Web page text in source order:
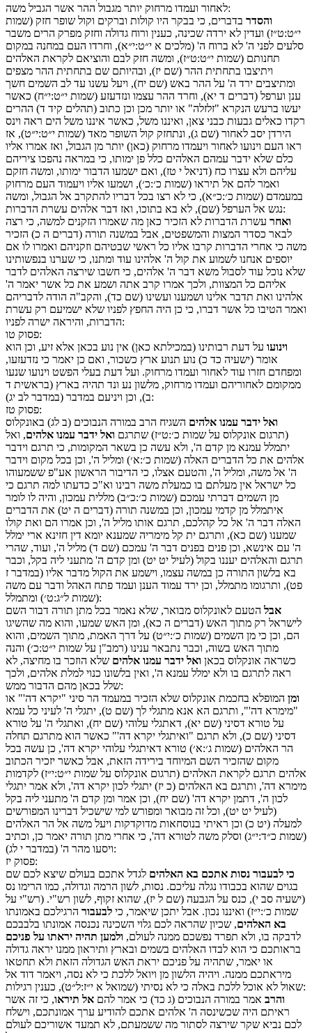
לאחור ועמדו מרחוק יותר מגבול ההר אשר הגביל משה:
והסדר בדברים, כי בבקר היו קולות וברקים וקול שופר חזק (שמות
י״ט:ט״ז) ועדין לא ירדה שכינה, כענין ורוח גדולה וחזק מפרק הרים משבר
סלעים לפני ה' לא ברוח ה' (מלכים א י״ט:י״א), וחרדו העם במחנה במקום
תחנותם (שמות י״ט:ט״ז), ומשה חזק לבם והוציאם לקראת האלהים
ויתיצבו בתחתית ההר (שם יז), ובהיותם שם בתחתית ההר מצפים
ומתיצבים ירד ה' על ההר באש (שם יח), ויעל עשנו עד לב השמים חשך
ענן וערפל (דברים ד יא), וחרד ההר עצמו ונזדעזע (שמות י״ט:י״ח) כאשר
יעשו ברעש הנקרא "זלזלה" או יותר מכן וכן כתוב (תהלים קיד ד) ההרים
רקדו כאלים גבעות כבני צאן, ואיננו משל, כאשר איננו משל הים ראה וינס
הירדן יסב לאחור (שם ג), ונתחזק קול השופר מאד (שמות י״ט:י״ט), אז
ראו העם וינועו לאחור ויעמדו מרחוק (כאן) יותר מן הגבול, ואז אמרו אליו
כלם שלא ידבר עמהם האלהים כלל פן ימותו, כי במראה נהפכו ציריהם
עליהם ולא עצרו כח (דניאל י טז), ואם ישמעו הדבור ימותו, ומשה חזקם
ואמר להם אל תיראו (שמות כ׳:כ׳), ושמעו אליו ויעמוד העם מרחוק
במעמדם (שמות כ׳:כ״א), כי לא רצו בכל דבריו להתקרב אל הגבול, ומשה
נגש אל הערפל (שם), לא בא בתוכו, ואז דבר אלהים עשרת הדברות:
ואחר עשרת הדברות לא הזכיר כאן מה שאמרו הזקנים למשה, כי רצה
לבאר כסדר המצות והמשפטים, אבל במשנה תורה (דברים ה כ) הזכיר
משה כי אחרי הדברות קרבו אליו כל ראשי שבטיהם וזקניהם ואמרו לו אם
יוספים אנחנו לשמוע את קול ה' אלהינו עוד ומתנו, כי שערנו בנפשותינו
שלא נוכל עוד לסבול משא דבר ה' אלהים, כי חשבו שירצה האלהים לדבר
אליהם כל המצוות, ולכך אמרו קרב אתה ושמע את כל אשר יאמר ה'
אלהינו ואת תדבר אלינו ושמענו ועשינו (שם כד), והקב"ה הודה לדבריהם
ואמר הטיבו כל אשר דברו, כי כן היה החפץ לפניו שלא ישמיעם רק עשרת
הדברות, והיראה ישרה לפניו:
פסוק טו
:
וינועו על דעת רבותינו (במכילתא כאן) אין נוע בכאן אלא זיע, וכן הוא
אומר (ישעיה כד כ) נוע תנוע ארץ כשכור, ואם כן יאמר כי נזדעזעו,
ומפחדם חזרו עוד לאחור ועמדו מרחוק. ועל דעת בעלי הפשט וינועו שנעו
ממקומם לאחוריהם ועמדו מרחוק, מלשון נע ונד תהיה בארץ (בראשית ד
ב), וכן ויניעם במדבר (במדבר לב יג):
פסוק טז
:
ואל ידבר עמנו אלהים השגיח הרב במורה הנבוכים (ב לג) באונקלוס
(תרגום אונקלוס על שמות כ׳:ט״ז) שתרגם ואל ידבר עמנו אלהים, ואל
יתמלל עמנא מן קדם ה', ולא עשה כן בשאר המקומות, כי תרגם וידבר
אלהים את כל הדברים האלה (שמות כ׳:א׳) ומליל ה', וכן בכל מקום וידבר
ה' אל משה, ומליל ה', והטעם אצלו, כי הדיבור הראשון אע"פ ששמעוהו
כל ישראל אין מעלתם בו כמעלת משה רבינו וא"כ כדעתו למה תרגם כי
מן השמים דברתי עמכם (שמות כ׳:כ״ב) מללית עמכון, והיה לו לומר
איתמלל מן קדמי עמכון, וכן במשנה תורה (דברים ה יט) את הדברים
האלה דבר ה' אל כל קהלכם, תרגם אותו מליל ה', וכן אמרו הם ואת קולו
שמענו (שם כא), ותרגם ית קל מימריה שמענא יומא דין חזינא ארי ימלל
ה' עם אינשא, וכן פנים בפנים דבר ה' עמכם (שם ד) מליל ה', ועוד, שהרי
תרגם והאלהים יעננו בקול (לעיל יט יט) ומן קדם ה' מתעני ליה בקל, וכבר
בא בלשון התורה כן במשה עצמו, וישמע את הקול מדבר אליו (במדבר ז
פט), ותרגומו מתמלל, וכן ירד עמוד הענן ועמד פתח האהל ודבר עם משה
(שמות ל״ג:ט׳) ומתמלל:
אבל הטעם לאונקלוס מבואר, שלא נאמר בכל מתן תורה דבור השם
לישראל רק מתוך האש (דברים ה כא), ומן האש שמעו, והוא מה שהשיגו
הם, וכן כי מן השמים (שמות כ׳:י״ט) על דרך האמת, מתוך השמים, והוא
מתוך האש בשוה, וכבר נתבאר ענינו (רמב"ן על שמות י״ט:כ׳) והנה
כשראה אונקלוס בכאן ואל ידבר עמנו אלהים שלא הוזכר בו מחיצה, לא
ראה לתרגם בו ולא ימלל עמנא ה', ואין בלשונו כנוי למלת אלהים, ולכך
שלל בכאן מהם הדבור ממש:
ומן המופלא בחכמת אונקלוס שלא הזכיר במעמד הר סיני "יקרא דה'" או
"מימרא דה'", ותרגם הא אנא מתגלי לך (שם ט), יתגלי ה' לעיני כל עמא
על טורא דסיני (שם יא), דאתגלי עלוהי (שם יח), ואתגלי ה' על טורא
דסיני (שם כ), ולא תרגם "ואיתגלי יקרא דה'" כאשר הוא מתרגם תחלה
הר האלהים (שמות ג׳:א׳) טורא דאיתגלי עלוהי יקרא דה', כן עשה בכל
מקום שהזכיר השם המיוחד בירידה הזאת, אבל כאשר יזכיר הכתוב
אלהים תרגם לקראת האלהים (תרגום אונקלוס על שמות י״ט:י״ז) לקדמות
מימרא דה', ותרגם בא האלהים (כ יז) יתגלי לכון יקרא דה', ולא אמר יתגלי
לכון ה', דתמן יקרא דה' (שם יח), וכן אמר ומן קדם ה' מתעני ליה בקל
(לעיל יט יט), וכל זה מבואר ומפורש למי שישכיל דברינו המפורשים
למעלה (יט כ) וכן ראיתי בנוסחאות מדוקדקות ויעל משה אל הר האלהים
(שמות כ״ד:י״ג) וסלק משה לטורא דה', כי אחרי מתן תורה יאמר כן, וכתיב
ויסעו מהר ה' (במדבר י לג):
פסוק יז
:
כי לבעבור נסות אתכם בא האלהים לגדל אתכם בעולם שיצא לכם שם
בגוים שהוא בכבודו נגלה עליכם. נסות, לשון הרמה וגדולה, כמו הרימו נס
(ישעיה סב י), כנס על הגבעה (שם ל יז), שהוא זקוף, לשון רש"י. (רש"י על
שמות כ׳:י״ז) ואיננו נכון. אבל יתכן שיאמר, כי לבעבור הרגילכם באמונתו
בא האלהים, שכיון שהראה לכם גלוי השכינה נכנסה אמונתו בלבבכם
לדבקה בו, ולא תפרד נפשכם ממנה לעולם, ולמען תהיה יראתו על פניכם
בראותכם כי הוא לבדו האלהים בשמים ובארץ ותיראון ממנו יראה גדולה
או יאמר, שתהיה על פניכם יראת האש הגדולה הזאת ולא תחטאו
מיראתכם ממנה. ויהיה הלשון מן ויואל ללכת כי לא נסה, ויאמר דוד אל
שאול לא אוכל ללכת באלה כי לא נסיתי (שמואל א י״ז:ל״ט), כענין רגילות:
והרב אמר במורה הנבוכים (ג כד) כי אמר להם אל תיראו, כי זה אשר
ראיתם היה שכשינסה ה' אלהים אתכם להודיע ערך אמונתכם, וישלח
לכם נביא שקר שירצה לסתור מה ששמעתם, לא תמעד אשוריכם לעולם